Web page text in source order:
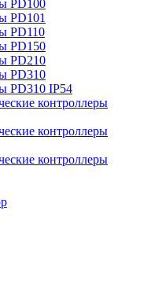
PD100
PD101
PD110
PD150
PD210
PD310
PD310 IP54
контроллеры
контроллеры
контроллеры